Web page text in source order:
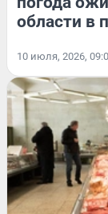
области в
10 июля, 2026,